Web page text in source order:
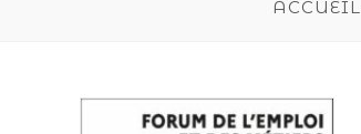
ACCUEIL